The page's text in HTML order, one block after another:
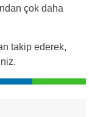
çok daha
takip ederek,